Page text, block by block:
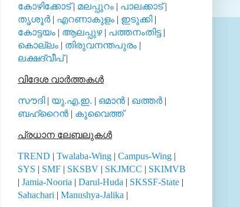
കോഴിക്കോട്| മലപ്പുറം | പാലക്കാട്|
തൃശൂര്‍| എറണാകുളം | ഇടുക്കി|
കോട്ടയം | ആലപ്പുഴ| പത്തനംതിട്ട|
കൊല്ലം | തിരുവനന്തപുരം |
ലക്ഷദ്വീപ്|
വിദേശ വാര്‍ത്തകള്‍
സൗദി| യു.എ.ഇ. | ഒമാന്‍ | ഖത്തര്‍|
ബഹ്റൈന്‍ | കുവൈത്ത്
പ്രധാന ലേബലുകള്‍
TREND | Twalaba-Wing | Campus-Wing |
SYS | SMF | SKSBV | SKJMCC | SKIMVB
| Jamia-Nooria | Darul-Huda | SKSSF-State |
Sahachari | Manushya-Jalika |